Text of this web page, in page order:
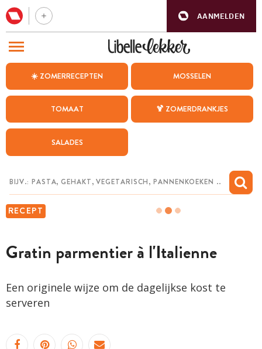
AANMELDEN
☀️ ZOMERRECEPTEN MOSSELEN
TOMAAT 🍹 ZOMERDRANKJES
SALADES
RECEPT
Gratin parmentier à l'Italienne
Een originele wijze om de dagelijkse kost te
serveren
BEZOEK ONZE ANDERE WEBSITES
WEEKMENU
CHAT MET MAIA
MIJN BEWAARDE RECEPTEN